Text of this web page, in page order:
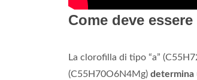
Come deve
La clorofilla di tipo “a”
(C55H70O6N4Mg) determina